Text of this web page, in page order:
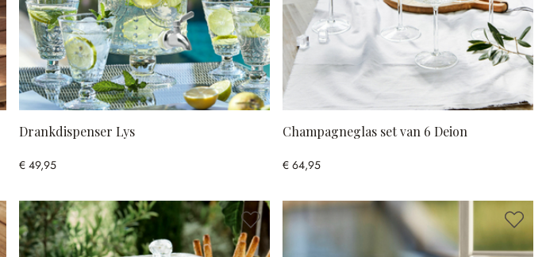
Drankdispenser Lys
€ 49,95
Champagneglas set van 6 Deion
€ 64,95